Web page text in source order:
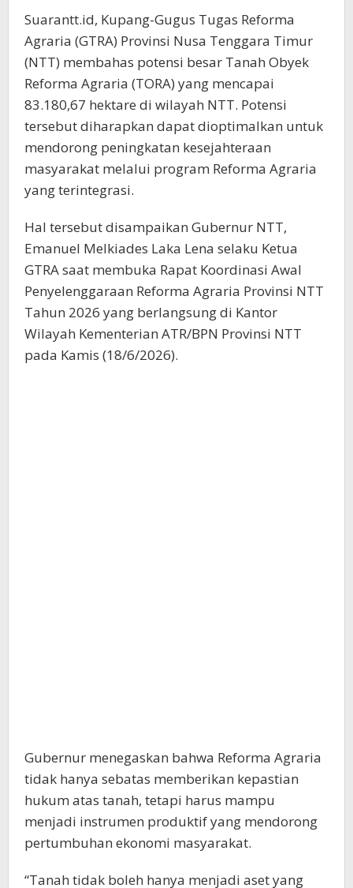
Suarantt.id, Kupang-Gugus Tugas Reforma
Agraria (GTRA) Provinsi Nusa Tenggara Timur
(NTT) membahas potensi besar Tanah Obyek
Reforma Agraria (TORA) yang mencapai
83.180,67 hektare di wilayah NTT. Potensi
tersebut diharapkan dapat dioptimalkan untuk
mendorong peningkatan kesejahteraan
masyarakat melalui program Reforma Agraria
yang terintegrasi.
Hal tersebut disampaikan Gubernur NTT,
Emanuel Melkiades Laka Lena selaku Ketua
GTRA saat membuka Rapat Koordinasi Awal
Penyelenggaraan Reforma Agraria Provinsi NTT
Tahun 2026 yang berlangsung di Kantor
Wilayah Kementerian ATR/BPN Provinsi NTT
pada Kamis (18/6/2026).
Gubernur menegaskan bahwa Reforma Agraria
tidak hanya sebatas memberikan kepastian
hukum atas tanah, tetapi harus mampu
menjadi instrumen produktif yang mendorong
pertumbuhan ekonomi masyarakat.
“Tanah tidak boleh hanya menjadi aset yang